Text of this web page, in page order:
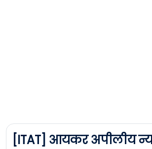
[ITAT] आयकर अपीलीय